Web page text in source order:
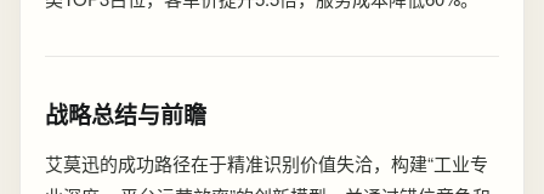
战略总结与前瞻
艾莫迅的成功路径在于精准识别价值失洽，构建“工业专